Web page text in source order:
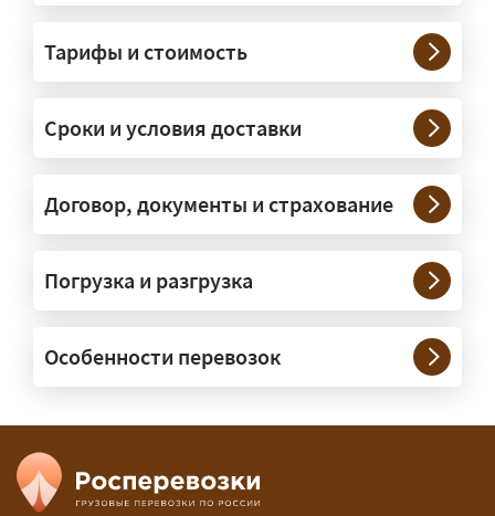
— Штатно — от 100 кг до 20 тонн.
Мелкие партии едут догрузом,
крупные — отдельной машиной.
Тяжеловесы 30–90 т организуем
через проверенных партнёров.
России?
межгородних перевозках по всей
России (от 100 км). Груз едет от
адреса до адреса на одной машине,
Калининград и Крым берём грузы от
Тарифы и стоимость
Сроки и условия доставки
Договор, документы и страхование
Погрузка и разгрузка
Особенности перевозок